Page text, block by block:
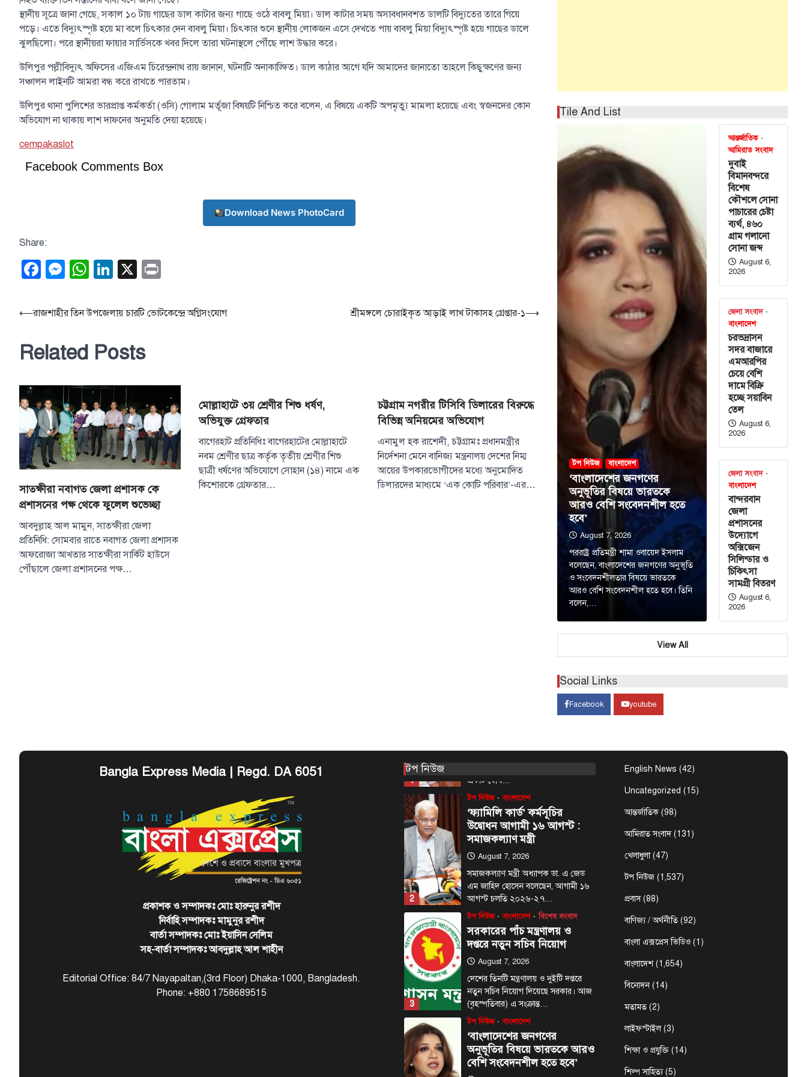
স্থানীয় সূত্রে জানা গেছে, সকাল ১০ টায় গাছের ডাল কাটার জন্য গাছে ওঠে বাবলু মিয়া। ডাল কাটার সময় অসাবধানবশত ডালটি বিদ্যুতের তারে গিয়ে
পড়ে। এতে বিদ্যুৎস্পৃষ্ট হয়ে মা বলে চিৎকার দেন বাবলু মিয়া। চিৎকার শুনে স্থানীয় লোকজন এসে দেখতে পায় বাবলু মিয়া বিদ্যুৎস্পৃষ্ট হয়ে গাছের ডালে
ঝুলছিলো। পরে স্থানীয়রা ফায়ার সার্ভিসকে খবর দিলে তারা ঘটনাস্থলে পৌঁছে লাশ উদ্ধার করে।
উলিপুর পল্লীবিদ্যুৎ অফিসের এজিএম চিরেন্দ্রনাথ রায় জানান, ঘটনাটি অনাকাঙ্ক্ষিত। ডাল কাঠার আগে যদি আমাদের জানাতো তাহলে কিছুক্ষণের জন্য
সঞ্চালন লাইনটি আমরা বন্ধ করে রাখতে পারতাম।
উলিপুর থানা পুলিশের ভারপ্রাপ্ত কর্মকর্তা (ওসি) গোলাম মর্তূজা বিষয়টি নিশ্চিত করে বলেন, এ বিষয়ে একটি অপমৃত্যু মামলা হয়েছে এবং স্বজনদের কোন
অভিযোগ না থাকায় লাশ দাফনের অনুমতি দেয়া হয়েছে।
cempakaslot
Facebook Comments Box
Download News PhotoCard
Share:
Facebook
Messenger
WhatsApp
LinkedIn
X
Post
⟵রাজশাহীর তিন উপজেলায় চারটি ভোটকেন্দ্রে অগ্নিসংযোগ শ্রীমঙ্গলে চোরাইকৃত আড়াই লাখ টাকাসহ গ্রেপ্তার-১⟶
Related Posts
সাতক্ষীরা নবাগত জেলা প্রশাসক কে
প্রশাসনের পক্ষ থেকে ফুলেল শুভেচ্ছা
আবদুল্লাহ আল মামুন, সাতক্ষীরা জেলা
প্রতিনিধি: সোমবার রাতে নবাগত জেলা প্রশাসক
আফরোজা আখতার সাতক্ষীরা সার্কিট হাউসে
পৌঁছালে জেলা প্রশাসনের পক্ষ…
মোল্লাহাটে ৩য় শ্রেণীর শিশু ধর্ষণ,
অভিযুক্ত গ্রেফতার
বাগেরহাট প্রতিনিধিঃ বাগেরহাটের মোল্লাহাটে
নবম শ্রেণীর ছাত্র কর্তৃক তৃতীয় শ্রেণীর শিশু
ছাত্রী ধর্ষণের অভিযোগে সোহান (১৪) নামে এক
কিশোরকে গ্রেফতার…
চট্টগ্রাম নগরীর টিসিবি ডিলারের বিরুদ্ধে
বিভিন্ন অনিয়মের অভিযোগ
এনামুল হক রাশেদী, চট্টগ্রামঃ প্রধানমন্ত্রীর
নির্দেশনা মেনে বানিজ্য মন্ত্রনালয় দেশের নিম্ম
আয়ের উপকারভোগীদের মধ্যে অনুমোদিত
ডিলারদের মাধ্যমে ‘এক কোটি পরিবার’-এর…
Tile And List
টপ নিউজ বাংলাদেশ
‘বাংলাদেশের জনগণের
অনুভূতির বিষয়ে ভারতকে
আরও বেশি সংবেদনশীল হতে
হবে’
August 7, 2026
পররাষ্ট্র প্রতিমন্ত্রী শামা ওবায়েদ ইসলাম
বলেছেন, বাংলাদেশের জনগণের অনুভূতি
ও সংবেদনশীলতার বিষয়ে ভারতকে
আরও বেশি সংবেদনশীল হতে হবে। তিনি
বলেন,…
আন্তর্জাতিক
আমিরাত সংবাদ
দুবাই
বিমানবন্দরে
বিশেষ
কৌশলে সোনা
পাচারের চেষ্টা
ব্যর্থ, ৪৬০
গ্রাম গলানো
সোনা জব্দ
August 6,
2026
জেলা সংবাদ
বাংলাদেশ
চরভদ্রাসন
সদর বাজারে
এমআরপির
চেয়ে বেশি
দামে বিক্রি
হচ্ছে সয়াবিন
তেল
August 6,
2026
জেলা সংবাদ
বাংলাদেশ
বান্দরবান
জেলা
প্রশাসনের
উদ্যোগে
অক্সিজেন
সিলিন্ডার ও
চিকিৎসা
সামগ্রী বিতরণ
August 6,
2026
View All
Social Links
Facebook youtube
Bangla Express Media | Regd. DA 6051
প্রকাশক ও সম্পাদকঃ মোঃ হারুনুর রশীদ
নির্বাহি সম্পাদকঃ মামুনুর রশীদ
বার্তা সম্পাদকঃ মোঃ ইয়াসিন সেলিম
সহ-বার্তা সম্পাদকঃ আবদুল্লাহ আল শাহীন
Editorial Office: 84/7 Nayapaltan,(3rd Floor) Dhaka-1000, Bangladesh.
Phone: +880 1758689515
টপ নিউজ
3
টপ নিউজ বাংলাদেশ
সরকারের পাঁচ মন্ত্রণালয় ও
দেশের তিনটি মন্ত্রণালয় ও দুইটি দপ্তরে
নতুন সচিব নিয়োগ দিয়েছে সরকার। আজ
(বৃহস্পতিবার) এ সংক্রান্ত…
টপ নিউজ
অনুভূতির বিষয়ে ভারতকে আরও
বেশি সংবেদনশীল হতে হবে’
August 7, 2026
পররাষ্ট্র প্রতিমন্ত্রী শামা ওবায়েদ ইসলাম
বলেছেন, বাংলাদেশের জনগণের অনুভূতি
ও সংবেদনশীলতার বিষয়ে ভারতকে আরও
রাজধানীর চারপাশের নদীদূষণ
রোধে কর্মপরিকল্পনার নির্দেশ
রাজধানী ঢাকার চারপাশের নদীদূষণ রোধে
কর্মপরিকল্পনা তৈরির নির্দেশনা দিয়েছেন
1
সৌদি, তুরস্ক ও পাকিস্তানের
মধ্যে প্রতিরক্ষা চুক্তি সই হচ্ছে
একটি যৌথ…
2
টপ নিউজ বাংলাদেশ
‘ফ্যামিলি কার্ড’ কর্মসূচির
উদ্বোধন আগামী ১৬ আগস্ট :
সমাজকল্যাণ মন্ত্রী
August 7, 2026
সমাজকল্যাণ মন্ত্রী অধ্যাপক ডা. এ জেড
এম জাহিদ হোসেন বলেছেন, আগামী ১৬
আগস্ট চলতি ২০২৬-২৭…
3
টপ নিউজ বাংলাদেশ বিশেষ সংবাদ
সরকারের পাঁচ মন্ত্রণালয় ও
দপ্তরে নতুন সচিব নিয়োগ
August 7, 2026
দেশের তিনটি মন্ত্রণালয় ও দুইটি দপ্তরে
নতুন সচিব নিয়োগ দিয়েছে সরকার। আজ
(বৃহস্পতিবার) এ সংক্রান্ত…
টপ নিউজ বাংলাদেশ
‘বাংলাদেশের জনগণের
অনুভূতির বিষয়ে ভারতকে আরও
বেশি সংবেদনশীল হতে হবে’
English News (42)
Uncategorized (15)
আন্তর্জাতিক (98)
আমিরাত সংবাদ(131)
খেলাধুলা(47)
টপ নিউজ (1,537)
প্রবাস(88)
বাণিজ্য / অর্থনীতি (92)
বাংলা এক্সপ্রেস ভিডিও (1)
বাংলাদেশ(1,654)
বিনোদন (14)
মতামত (2)
লাইফস্টাইল(3)
শিক্ষা ও প্রযুক্তি (14)
শিল্প সাহিত্য(5)